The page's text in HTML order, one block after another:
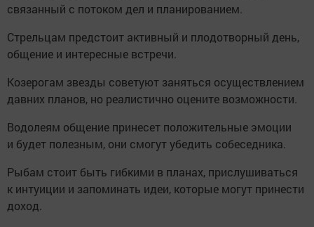
связанный с потоком дел и планированием.
Стрельцам предстоит активный и плодотворный день,
общение и интересные встречи.
Козерогам звезды советуют заняться осуществлением
давних планов, но реалистично оцените возможности.
Водолеям общение принесет положительные эмоции
и будет полезным, они смогут убедить собеседника.
Рыбам стоит быть гибкими в планах, прислушиваться
к интуиции и запоминать идеи, которые могут принести
доход.